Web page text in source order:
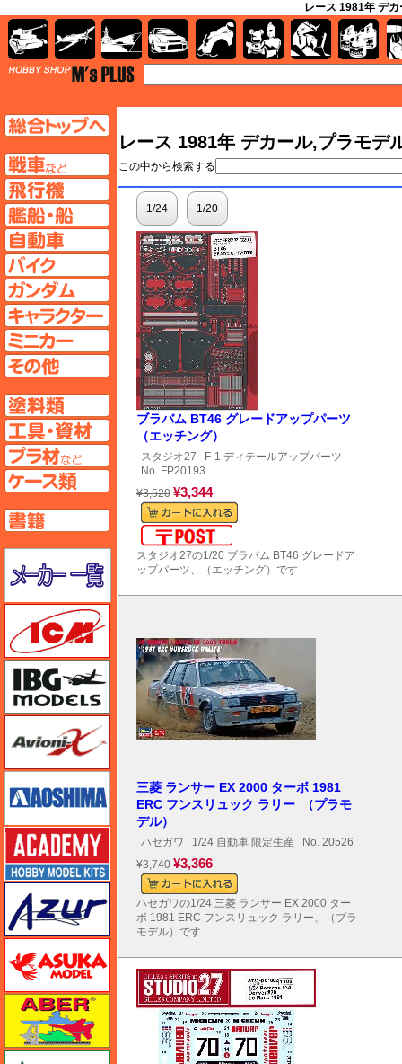
レース 1981年 デ
レース 1981年 デカール,プラモデ
この中から検索する
1/24 1/20
ブラバム BT46 グレードアップパーツ
（エッチング）
スタジオ27
F-1 ディテールアップパーツ
No. FP20193
¥3,520 ¥3,344
スタジオ27の1/20 ブラバム BT46 グレードア
ップパーツ、（エッチング）です
三菱 ランサー EX 2000 ターボ 1981
ERC フンスリュック ラリー （プラモ
デル）
ハセガワ 1/24 自動車 限定生産 No. 20526
¥3,740 ¥3,366
ハセガワの1/24 三菱 ランサー EX 2000 ター
ボ 1981 ERC フンスリュック ラリー、（プラ
モデル）です
AFV
飛行機ページへ
艦船ページへ
自動車ページへ
バイクページへ
ガンダムページへ
キャラクターページへ
ミニカーページへ
その他ページへ
塗料ページへ
工具ページへ
プラ材ページへ
ケースページへ
書籍ページへ
メーカー一覧のページはこちら
Avioni-X（アヴィオニクス）
アオシマ
アズール
アベール
アルパイン
AFV 飛行機 艦船 自動車 バイク キャラクターガンダム 塗料